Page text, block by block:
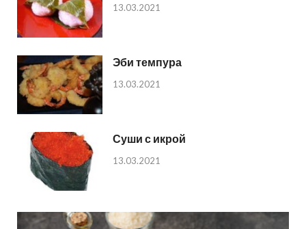
13.03.2021
Эби темпура
13.03.2021
Суши с икрой
13.03.2021